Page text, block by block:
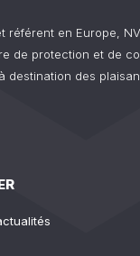
référent en Europe,
de protection et de
destination des